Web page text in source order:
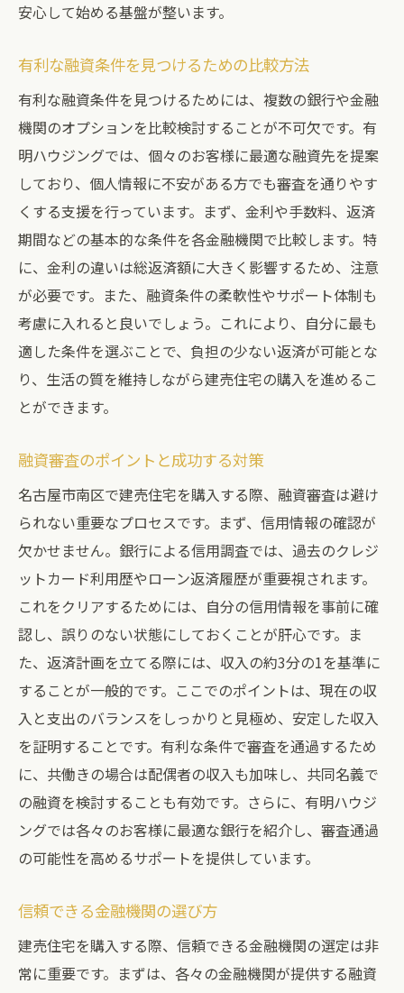
個人情報の取り扱いとその対策
審査を通過するための具体的アドバイス
有明ハウジングが提供するセキュリティ対
策
個人情報に不安を抱える方へのサポート事
例
有明ハウジングが選ぶ名古屋市南区での建売住
宅の優良融資先
顧客満足度の高い銀行の選び方
融資条件の比較と選定基準
有明ハウジングが推奨する金融機関
優良な融資先の特徴と利点
事例から学ぶ優良融資先の選び方
安心して始める基盤が整います。
有利な融資条件を見つけるための比較方法
有利な融資条件を見つけるためには、複数の銀行や金融
機関のオプションを比較検討することが不可欠です。有
明ハウジングでは、個々のお客様に最適な融資先を提案
しており、個人情報に不安がある方でも審査を通りやす
くする支援を行っています。まず、金利や手数料、返済
期間などの基本的な条件を各金融機関で比較します。特
に、金利の違いは総返済額に大きく影響するため、注意
が必要です。また、融資条件の柔軟性やサポート体制も
考慮に入れると良いでしょう。これにより、自分に最も
適した条件を選ぶことで、負担の少ない返済が可能とな
り、生活の質を維持しながら建売住宅の購入を進めるこ
とができます。
融資審査のポイントと成功する対策
名古屋市南区で建売住宅を購入する際、融資審査は避け
られない重要なプロセスです。まず、信用情報の確認が
欠かせません。銀行による信用調査では、過去のクレジ
ットカード利用歴やローン返済履歴が重要視されます。
これをクリアするためには、自分の信用情報を事前に確
認し、誤りのない状態にしておくことが肝心です。ま
た、返済計画を立てる際には、収入の約3分の1を基準に
することが一般的です。ここでのポイントは、現在の収
入と支出のバランスをしっかりと見極め、安定した収入
を証明することです。有利な条件で審査を通過するため
に、共働きの場合は配偶者の収入も加味し、共同名義で
の融資を検討することも有効です。さらに、有明ハウジ
ングでは各々のお客様に最適な銀行を紹介し、審査通過
の可能性を高めるサポートを提供しています。
信頼できる金融機関の選び方
建売住宅を購入する際、信頼できる金融機関の選定は非
常に重要です。まずは、各々の金融機関が提供する融資